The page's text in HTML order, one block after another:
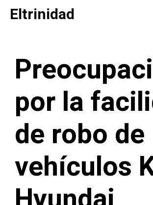
Saltar
Eltrinidad
por la
de robo de
vehículos